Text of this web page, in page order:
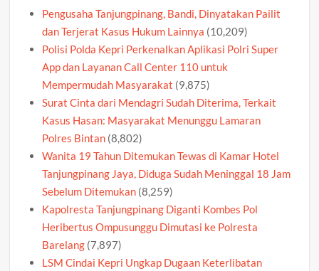
Pengusaha Tanjungpinang, Bandi, Dinyatakan Pailit
dan Terjerat Kasus Hukum Lainnya (10,209)
Polisi Polda Kepri Perkenalkan Aplikasi Polri Super
App dan Layanan Call Center 110 untuk
Mempermudah Masyarakat (9,875)
Surat Cinta dari Mendagri Sudah Diterima, Terkait
Kasus Hasan: Masyarakat Menunggu Lamaran
Polres Bintan (8,802)
Wanita 19 Tahun Ditemukan Tewas di Kamar Hotel
Tanjungpinang Jaya, Diduga Sudah Meninggal 18 Jam
Sebelum Ditemukan (8,259)
Kapolresta Tanjungpinang Diganti Kombes Pol
Heribertus Ompusunggu Dimutasi ke Polresta
Barelang (7,897)
LSM Cindai Kepri Ungkap Dugaan Keterlibatan